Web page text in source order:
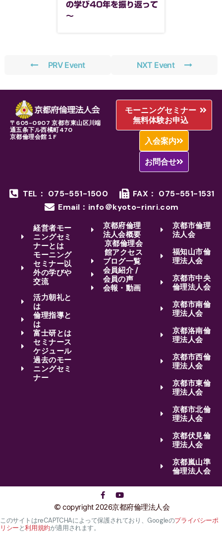
の学び40年を振り返って
～
PRV Event NXT Event
〒605-0907 京都市東山区川端
通五条下ル西橘町470
京都倫理会館１F
モーニングセミナー
無料体験お申込
入会案内
お問合せ
TEL： 075-551-1500
FAX： 075-551-1531
Email：info＠kyoto-rinri.com
経営者モー
ニングセミ
ナーとは
モーニング
セミナー以
外の学びや
交流
活力朝礼と
は
倫理指導と
は
富士研とは
セミナース
ケジュール
過去のモー
ニングセミ
ナー
京都府倫理
法人会概要
京都倫理会
館アクセス
ブログ一覧
会員紹介 /
会員の声
会報・動画
京都市倫理
法人会
福知山市倫
理法人会
京都市中央
倫理法人会
京都市南倫
理法人会
京都洛南倫
理法人会
京都市西倫
理法人会
京都市東倫
理法人会
京都市北倫
理法人会
京都伏見倫
理法人会
京都嵐山準
倫理法人会
copyright 2026京都府倫理法人会
このサイトはreCAPTCHAによって保護されており、Googleのプライバシーポ
リシーと利用規約が適用されます。